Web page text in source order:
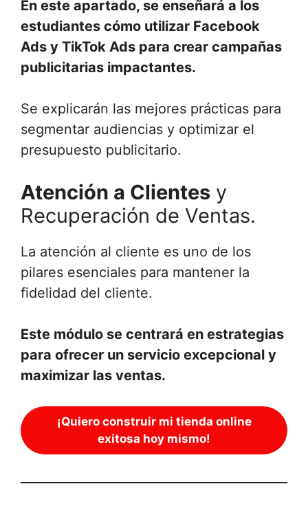
En este apartado, se enseñará a los
estudiantes cómo utilizar Facebook
Ads y TikTok Ads para crear campañas
publicitarias impactantes.
Se explicarán las mejores prácticas para
segmentar audiencias y optimizar el
presupuesto publicitario.
Atención a Clientes y
Recuperación de Ventas.
La atención al cliente es uno de los
pilares esenciales para mantener la
fidelidad del cliente.
Este módulo se centrará en estrategias
para ofrecer un servicio excepcional y
maximizar las ventas.
¡Quiero construir mi tienda online
exitosa hoy mismo!